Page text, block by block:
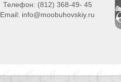
Телефон: (812) 368-49- 45
Email: info@moobuhovskiy.ru